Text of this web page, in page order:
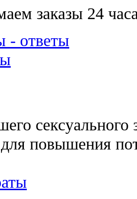
заказы 24
- ответы
сексуального
повышения